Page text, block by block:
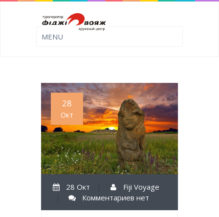
28
Окт
28 Окт
Fiji Voyage
Комментариев нет